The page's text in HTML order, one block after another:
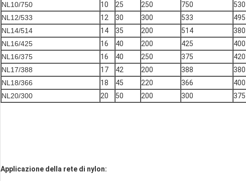
NL10/750
10 25 250 750 530
NL12/533
12 30 300 533 495
NL14/514
14 35 200 514 380
NL16/425
16 40 200 425 400
NL16/375
16 40 250 375 420
NL17/388
17 42 200 388 380
NL18/366
18 45 220 366 400
NL20/300
20 50 200 300 375
Applicazione della rete di nylon: